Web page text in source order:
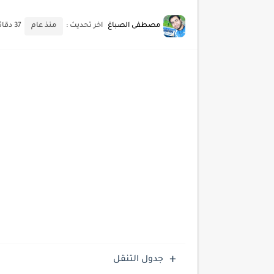
أدوات مجانية للبحث عن الكلمات
مصطفى الصباغ اخر تحديث : منذ عام 37 دقائق للقراءة
جدول التنقل